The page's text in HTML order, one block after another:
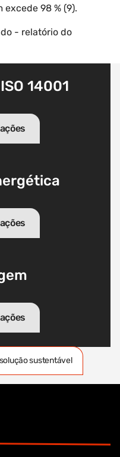
98 % (9).
- relatório do
14001
sustentável
canal no Youtube